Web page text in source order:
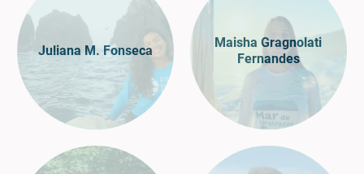
Juliana M. Fonseca
Maisha Gragnolati
Fernandes